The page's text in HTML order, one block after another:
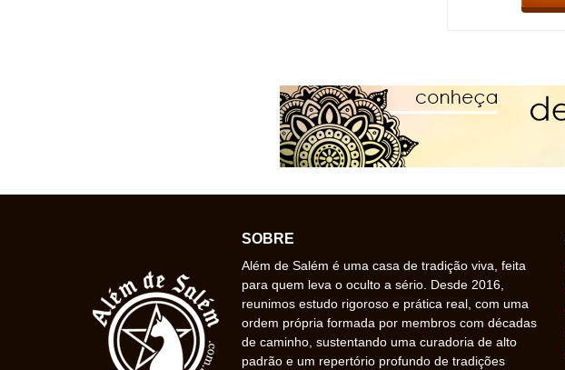
SOBRE
Além de Salém é uma casa de tradição viva, feita
para quem leva o oculto a sério. Desde 2016,
reunimos estudo rigoroso e prática real, com uma
ordem própria formada por membros com décadas
de caminho, sustentando uma curadoria de alto
padrão e um repertório profundo de tradições